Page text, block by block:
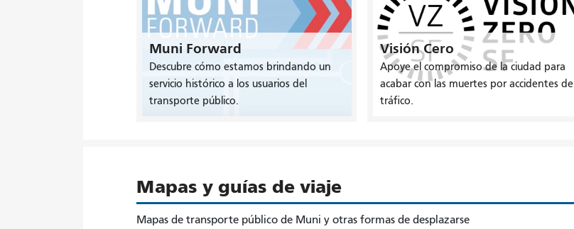
Muni Forward
Descubre cómo estamos brindando un
servicio histórico a los usuarios del
transporte público.
Visión Cero
Apoye el compromiso de la ciudad para
acabar con las muertes por accidentes de
tráfico.
Mapas y guías de viaje
Mapas de transporte público de Muni y otras formas de desplazarse